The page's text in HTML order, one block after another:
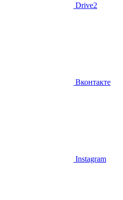
Drive2
Вконтакте
Instagram